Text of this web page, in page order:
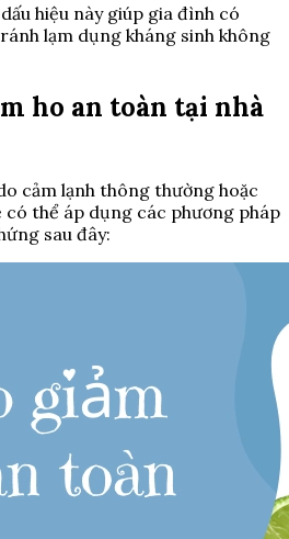
hiệu này giúp gia đình có
lạm dụng kháng sinh không
ho an toàn tại nhà
cảm lạnh thông thường hoặc
thể áp dụng các phương pháp
sau đây: